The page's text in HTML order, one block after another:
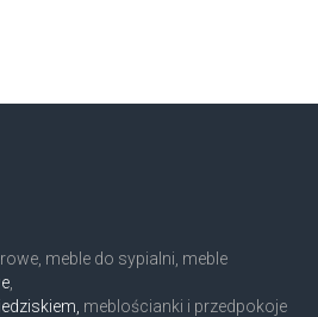
meble do sypialni, meble
meblościanki i przedpokoje